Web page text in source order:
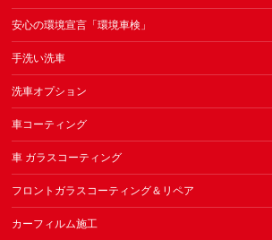
安心の環境宣言「環境車検」
手洗い洗車
洗車オプション
車コーティング
車 ガラスコーティング
フロントガラスコーティング＆リペア
カーフィルム施工